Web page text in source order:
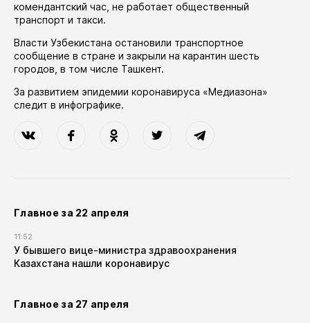
комендантский час, не работает общественный
транспорт и такси.
Власти Узбекистана остановили транспортное
сообщение в стране и закрыли на карантин шесть
городов, в том числе Ташкент.
За развитием эпидемии коронавируса «Медиазона»
следит в инфографике.
Главное за 22 апреля
11:52
У бывшего вице-министра здравоохранения
Казахстана нашли коронавирус
Главное за 27 апреля